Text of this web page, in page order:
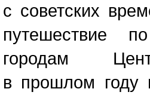
с советских
путешествие
городам
в прошлом году